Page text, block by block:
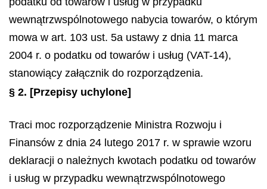
wewnątrzwspólnotowego nabycia towarów, o którym
mowa w art. 103 ust. 5a ustawy z dnia 11 marca
2004 r. o podatku od towarów i usług (VAT-14),
stanowiący załącznik do rozporządzenia.
§ 2. [Przepisy uchylone]
Traci moc rozporządzenie Ministra Rozwoju i
Finansów z dnia 24 lutego 2017 r. w sprawie wzoru
deklaracji o należnych kwotach podatku od towarów
i usług w przypadku wewnątrzwspólnotowego